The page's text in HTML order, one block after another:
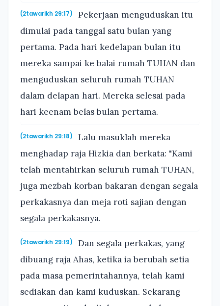
(2tawarikh 29:17)
Pekerjaan menguduskan itu
dimulai pada tanggal satu bulan yang
pertama. Pada hari kedelapan bulan itu
mereka sampai ke balai rumah TUHAN dan
menguduskan seluruh rumah TUHAN
dalam delapan hari. Mereka selesai pada
hari keenam belas bulan pertama.
(2tawarikh 29:18)
Lalu masuklah mereka
menghadap raja Hizkia dan berkata: "Kami
telah mentahirkan seluruh rumah TUHAN,
juga mezbah korban bakaran dengan segala
perkakasnya dan meja roti sajian dengan
segala perkakasnya.
(2tawarikh 29:19)
Dan segala perkakas, yang
dibuang raja Ahas, ketika ia berubah setia
pada masa pemerintahannya, telah kami
sediakan dan kami kuduskan. Sekarang